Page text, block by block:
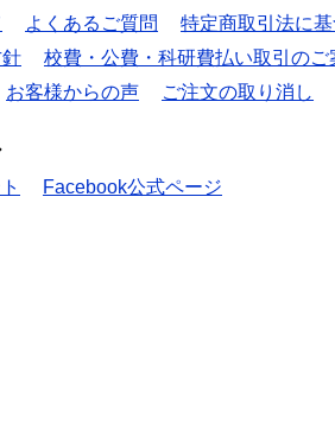
よくあるご質問
特定商取引法に
校費・公費・科研費払い取引のご
お客様からの声 ご注文の取り消し
Facebook公式ページ